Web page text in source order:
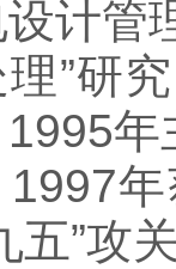
计管
理”研
年
1997
五”攻